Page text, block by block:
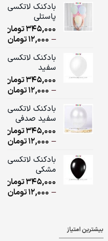
بادکنک لاتکسی
پاستلی
345,000تومان
–
12,000تومان
بادکنک لاتکسی
سفید
345,000تومان
–
12,000تومان
بادکنک لاتکسی
سفید صدفی
345,000تومان
–
12,000تومان
بادکنک لاتکسی
مشکی
345,000تومان
–
12,000تومان
بیشترین امتیاز